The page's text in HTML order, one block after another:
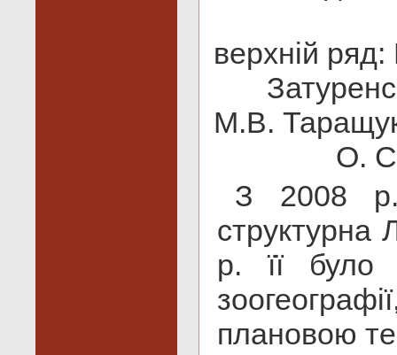
верхній
М.В.
О.
З 2008 р.
структурна
р. її було
плановою